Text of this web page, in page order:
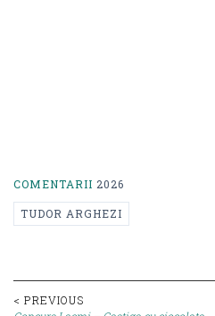
COMENTARII 2026
TUDOR ARGHEZI
Post
< PREVIOUS